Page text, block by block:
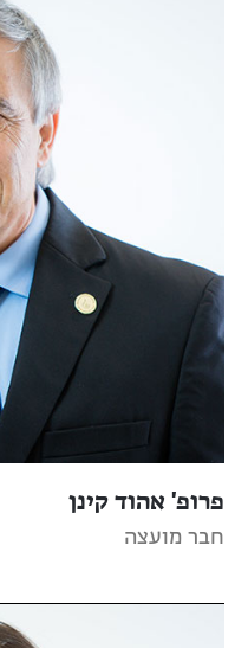
פרופ' אהוד קינן
חבר מועצה